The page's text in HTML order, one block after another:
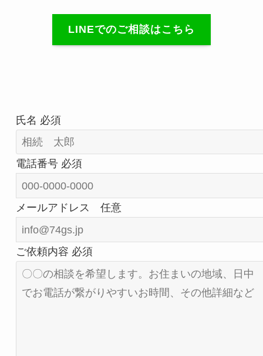
LINEでのご相談はこちら
氏名 必須
電話番号 必須
メールアドレス任意
ご依頼内容 必須